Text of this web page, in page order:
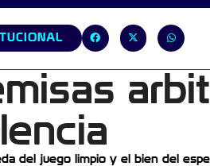
del juego limpio y el bien del